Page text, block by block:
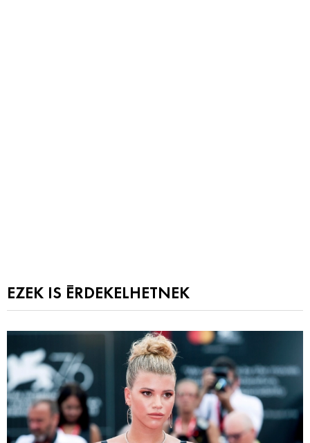
EZEK IS ÉRDEKELHETNEK